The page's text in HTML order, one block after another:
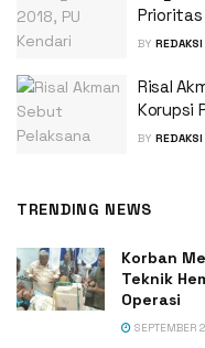
Prioritas
BY REDAKSI
Risal
Korupsi
BY REDAKSI
TRENDING NEWS
Korban
Teknik
Operasi
SEPTEMBER